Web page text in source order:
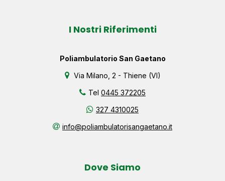
I Nostri Riferimenti
Poliambulatorio San Gaetano
Via Milano, 2 - Thiene (VI)
Tel 0445 372205
327 4310025
info@poliambulatorisangaetano.it
Dove Siamo